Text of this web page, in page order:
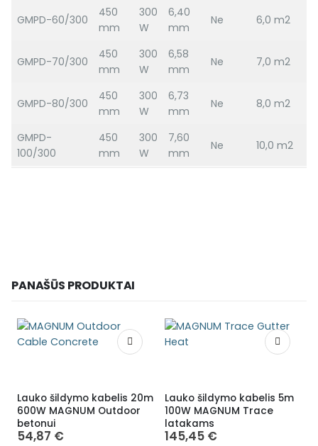
GMPD-60/300
450
mm
300
W
6,40
mm
Ne 6,0 m2
GMPD-70/300
450
mm
300
W
6,58
mm
Ne 7,0 m2
GMPD-80/300
450
mm
300
W
6,73
mm
Ne 8,0 m2
GMPD-
100/300
450
mm
300
W
7,60
mm
Ne 10,0 m2
PANAŠŪS PRODUKTAI
Lauko šildymo kabelis 20m
600W MAGNUM Outdoor
betonui
54,87 €
Lauko šildymo kabelis 5m
100W MAGNUM Trace
latakams
145,45 €